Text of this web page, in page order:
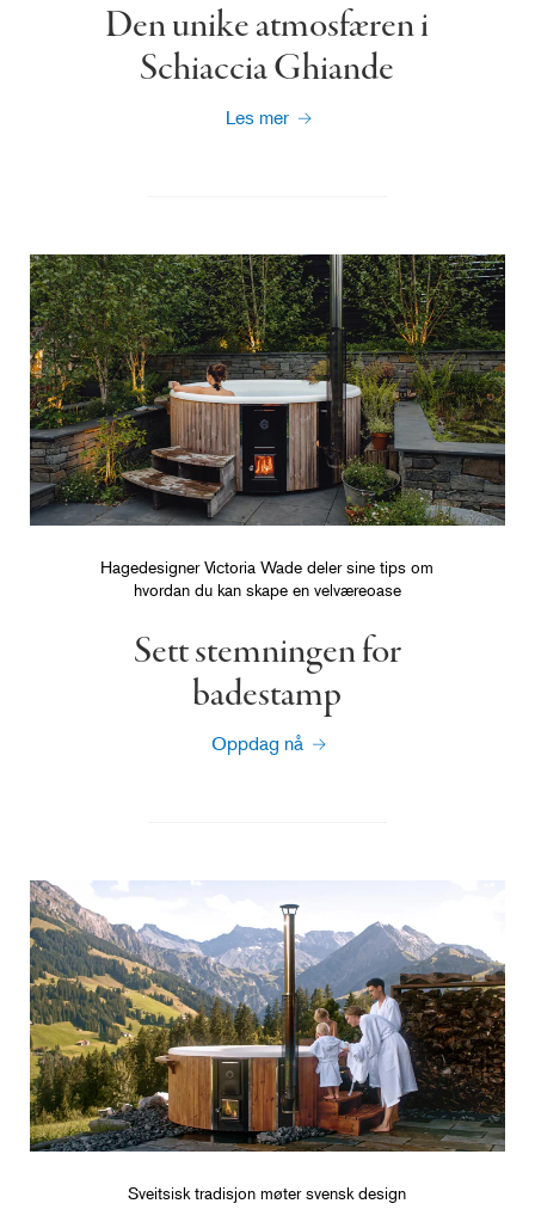
Den unike atmosfæren i
Schiaccia Ghiande
Les mer
Hagedesigner Victoria Wade deler sine tips om
hvordan du kan skape en velværeoase
Sett stemningen for
badestamp
Oppdag nå
Sveitsisk tradisjon møter svensk design